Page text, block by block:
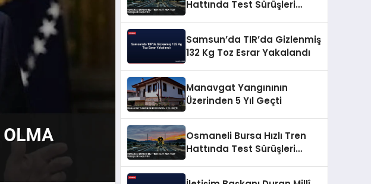
Hattında Test Sürüşleri
Samsun’da TIR’da Gizlenmiş
132 Kg Toz Esrar Yakalandı
Manavgat Yangınının
Üzerinden 5 Yıl Geçti
Osmaneli Bursa Hızlı Tren
Hattında Test Sürüşleri